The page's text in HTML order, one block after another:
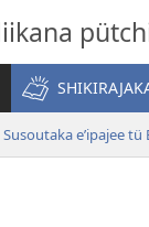
Susoutaka eʼipajee tü